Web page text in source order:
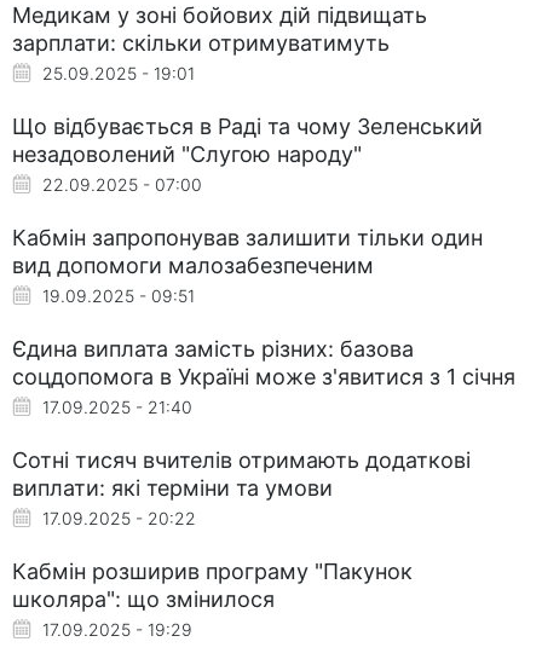
Медикам у зоні бойових дій підвищать
зарплати: скільки отримуватимуть
25.09.2025 - 19:01
Що відбувається в Раді та чому Зеленський
незадоволений "Слугою народу"
22.09.2025 - 07:00
Кабмін запропонував залишити тільки один
вид допомоги малозабезпеченим
19.09.2025 - 09:51
Єдина виплата замість різних: базова
соцдопомога в Україні може з'явитися з 1 січня
17.09.2025 - 21:40
Сотні тисяч вчителів отримають додаткові
виплати: які терміни та умови
17.09.2025 - 20:22
Кабмін розширив програму "Пакунок
школяра": що змінилося
17.09.2025 - 19:29